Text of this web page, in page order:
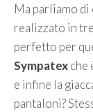
Ma parliamo
realizzato in
perfetto per
Sympatexche
e infine la
pantaloni?